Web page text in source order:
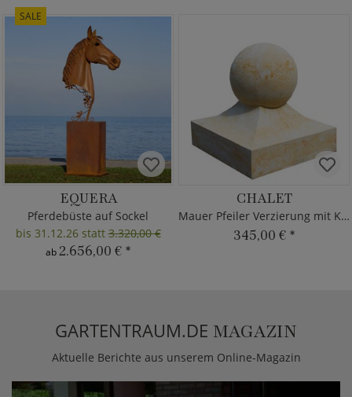
SALE
EQUERA
Pferdebüste auf Sockel
bis 31.12.26 statt3.320,00 €
ab2.656,00 € *
CHALET
Mauer Pfeiler Verzierung mit Kugel
345,00 € *
GARTENTRAUM.DE MAGAZIN
Aktuelle Berichte aus unserem Online-Magazin